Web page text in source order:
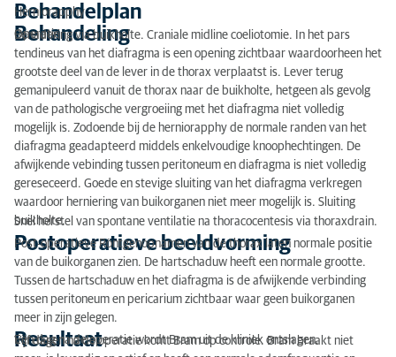
Behandelplan
Herniorapphy
Behandeling
Operatie
Benadering via buikholte. Craniale midline coeliotomie. In het pars
tendineus van het diafragma is een opening zichtbaar waardoorheen het
grootste deel van de lever in de thorax verplaatst is. Lever terug
gemanipuleerd vanuit de thorax naar de buikholte, hetgeen als gevolg
van de pathologische vergroeiing met het diafragma niet volledig
mogelijk is. Zodoende bij de herniorapphy de normale randen van het
diafragma geadapteerd middels enkelvoudige knoophechtingen. De
afwijkende vebinding tussen peritoneum en diafragma is niet volledig
gereseceerd. Goede en stevige sluiting van het diafragma verkregen
waardoor herniering van buikorganen niet meer mogelijk is. Sluiting
buikholte.
Snel herstel van spontane ventilatie na thoracocentesis via thoraxdrain.
Postoperatieve beeldvorming
Post-operatieve Röntgenopnamen van de thorax laten normale positie
van de buikorganen zien. De hartschaduw heeft een normale grootte.
Tussen de hartschaduw en het diafragma is de afwijkende verbinding
tussen peritoneum en pericarium zichtbaar waar geen buikorganen
meer in zijn gelegen.
Resultaat
Een dag na de operatie wordt Bram uit de kliniek ontslagen.
Vijf dagen na de operatie komt Bram op controle. Bram braakt niet